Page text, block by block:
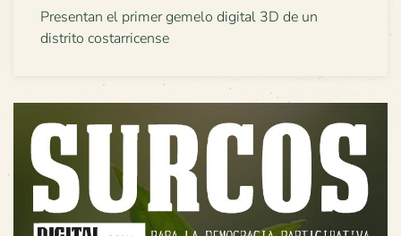
Presentan el primer gemelo digital 3D de un
distrito costarricense